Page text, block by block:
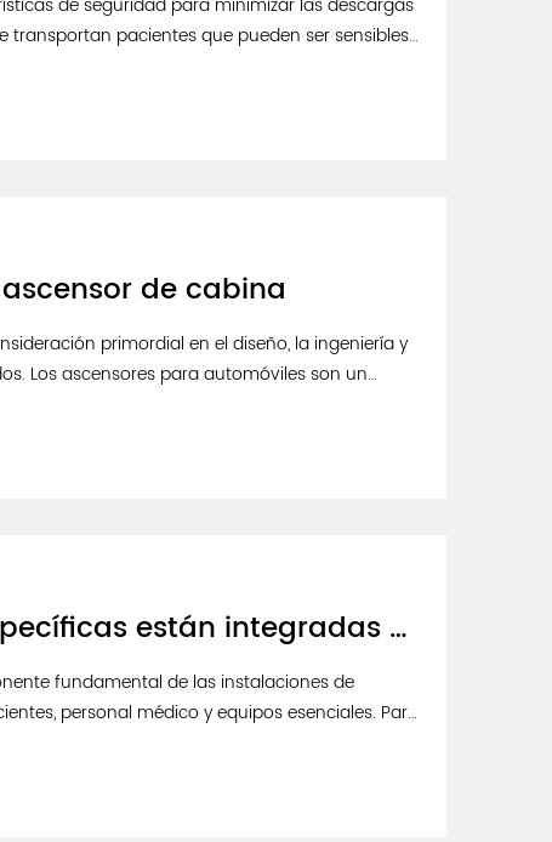
pacientes que pueden ser sensibles
de cabina
primordial en el diseño, la ingeniería y
Los ascensores para automóviles son un
¿Qué características de seguridad específicas están integradas en los ascensores de las salas de máquinas de los hospitales para garantizar el bienestar de los pacientes durante el transporte?
fundamental de las instalaciones de
personal médico y equipos esenciales. Para